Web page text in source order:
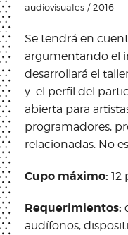
audiovisuales / 2016
Se tendrá en
argumentando el
desarrollará el
y el perfil del
abierta para
programadores,
relacionadas. No
Cupo máximo: 12
Requerimientos:
audífonos,